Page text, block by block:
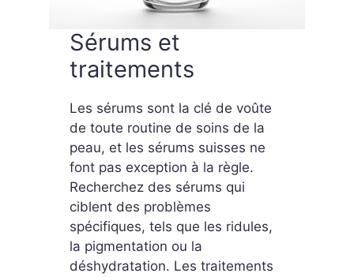
Sérums et
traitements
Les sérums sont la clé de voûte
de toute routine de soins de la
peau, et les sérums suisses ne
font pas exception à la règle.
Recherchez des sérums qui
ciblent des problèmes
spécifiques, tels que les ridules,
la pigmentation ou la
déshydratation. Les traitements